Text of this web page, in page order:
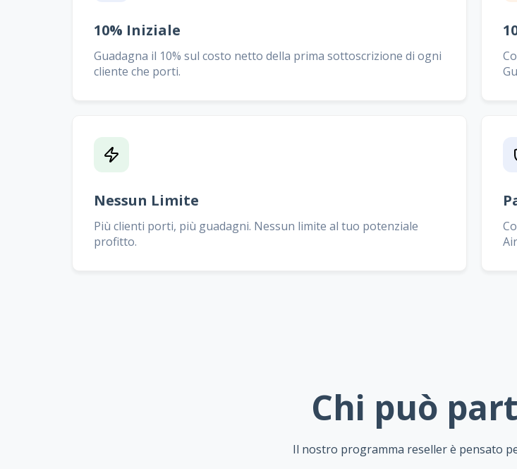
10% Iniziale
Guadagna il 10% sul costo netto della prima sottoscrizione di ogni
cliente che porti.
Nessun Limite
Più clienti porti, più guadagni. Nessun limite al tuo potenziale
profitto.
Chi può
Il nostro programma reseller è pensato